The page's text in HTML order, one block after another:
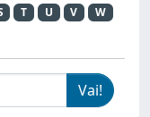
T U V
W